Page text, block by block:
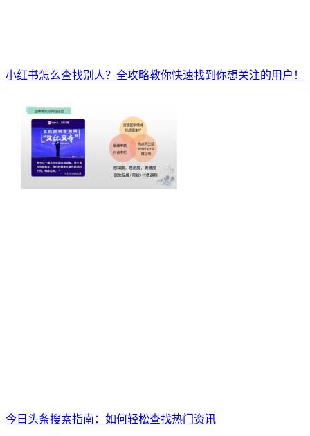
小红书怎么查找别人？全攻略教你快速找到你想关注的用户！
今日头条搜索指南：如何轻松查找热门资讯